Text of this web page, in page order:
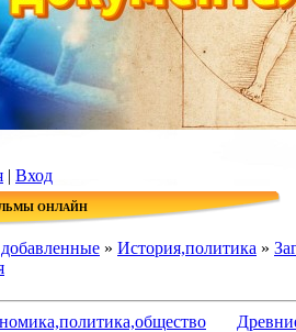
| Вход
ОНЛАЙН
» История,политика »